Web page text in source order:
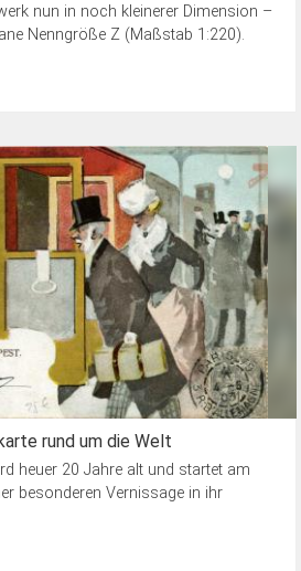
nun in noch kleinerer Dimension –
Nenngröße Z (Maßstab 1:220).
rund um die Welt
heuer 20 Jahre alt und startet am
besonderen Vernissage in ihr